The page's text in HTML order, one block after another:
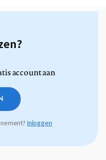
account aan
Inloggen